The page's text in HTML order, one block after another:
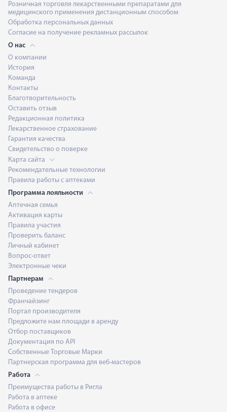
Розничная торговля лекарственными препаратами для
медицинского применения дистанционным способом
Обработка персональных данных
Согласие на получение рекламных рассылок
О нас
О компании
История
Команда
Контакты
Благотворительность
Оставить отзыв
Редакционная политика
Лекарственное страхование
Гарантия качества
Свидетельство о поверке
Карта сайта
Рекомендательные технологии
Правила работы с аптеками
Программа лояльности
Аптечная семья
Активация карты
Правила участия
Проверить баланс
Личный кабинет
Вопрос-ответ
Электронные чеки
Партнерам
Проведение тендеров
Франчайзинг
Портал производителя
Предложите нам площади в аренду
Отбор поставщиков
Документация по API
Собственные Торговые Марки
Партнерская программа для веб-мастеров
Работа
Преимущества работы в Ригла
Работа в аптеке
Работа в офисе